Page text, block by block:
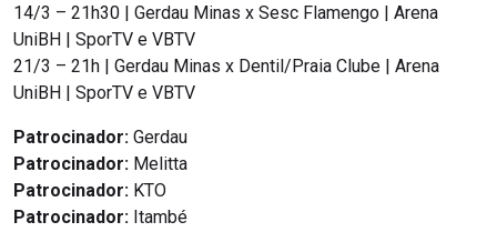
14/3 – 21h30 | Gerdau Minas x Sesc Flamengo | Arena
UniBH | SporTV e VBTV
21/3 – 21h | Gerdau Minas x Dentil/Praia Clube | Arena
UniBH | SporTV e VBTV
Patrocinador: Gerdau
Patrocinador: Melitta
Patrocinador: KTO
Patrocinador: Itambé